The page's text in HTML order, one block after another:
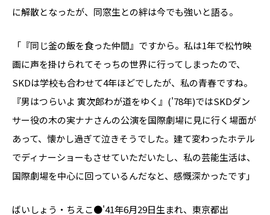
に解散となったが、同窓生との絆は今でも強いと語る。
「『同じ釜の飯を食った仲間』ですから。私は1年で松竹映
画に声を掛けられてそっちの世界に行ってしまったので、
SKDは学校も合わせて4年ほどでしたが、私の青春ですね。
『男はつらいよ 寅次郎わが道をゆく』('78年)ではSKDダン
サー役の木の実ナナさんの公演を国際劇場に見に行く場面が
あって、懐かし過ぎて泣きそうでした。建て変わったホテル
でディナーショーもさせていただいたし、私の芸能生活は、
国際劇場を中心に回っているんだなと、感慨深かったです」
ばいしょう・ちえこ●'41年6月29日生まれ、東京都出